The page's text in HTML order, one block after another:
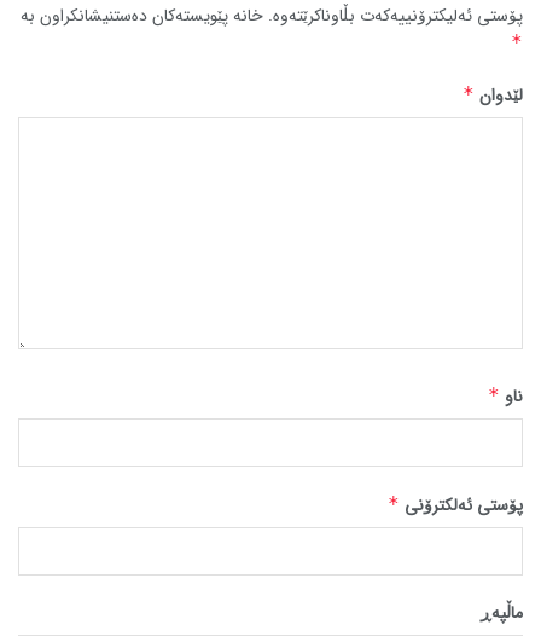
پۆستی ئەلیکترۆنییەکەت بڵاوناکرێتەوە. خانە پێویستەکان دەستنیشانکراون بە
*
لێدوان *
ناو *
پۆستی ئەلکترۆنی *
ماڵپه‌ڕ